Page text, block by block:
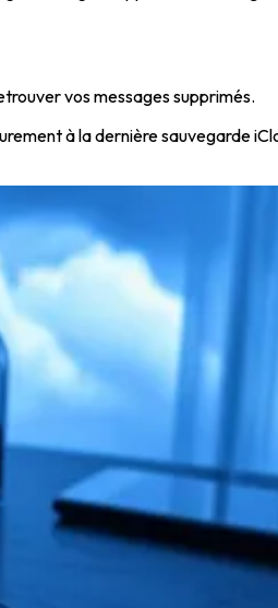
vos messages supprimés.
à la dernière sauvegarde